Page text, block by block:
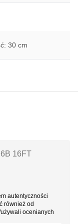
30 cm
16FT
autentyczności
również od
ocenianych